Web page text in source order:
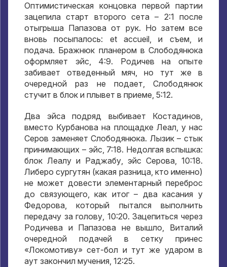
Оптимистическая концовка первой партии
зацепила старт второго сета – 2:1после
отыгрыша Папазова от рук. Но затем все
вновь посыпалось: et accueil,и съем,и
подача. Бражнюк планером в Слободянюка
оформляет эйс, 4:9. Родичев на опыте
забивает отведенный мяч, но тут же в
очередной раз не подает, Слободянюк
стучит в блок и плывет в приеме, 5:12.
Два эйса подряд выбивает Костадинов,
вместо Курбанова на площадке Леал, у нас
Серов заменяет Слободянюка. Лызик – стык
принимающих – эйс, 7:18. Недолгая вспышка:
блок Леалу и Раджабу, эйс Серова, 10:18.
Либеро сургутян (какая разница, кто именно)
не может довести элементарный переброс
до связующего,как итог – два касания у
Федорова,который пытался выполнить
передачу за голову, 10:20.Зацепиться через
Родичева и Папазова не вышло, Виталий
очередной подачей в сетку принес
«Локомотиву» сет-бол и тут же ударом в
аут закончил мучения, 12:25.